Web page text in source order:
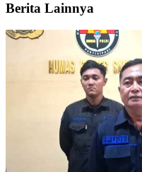
Berita Lainnya